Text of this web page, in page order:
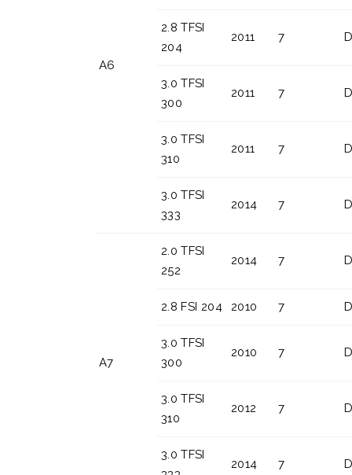
A6
2.8 TFSI
204
2011 7
3.0 TFSI
300
2011 7
3.0 TFSI
310
2011 7
3.0 TFSI
333
2014 7
A7
2.0 TFSI
252
2014 7
2.8 FSI 204 2010 7
3.0 TFSI
300
2010 7
3.0 TFSI
310
2012 7
3.0 TFSI
2014 7